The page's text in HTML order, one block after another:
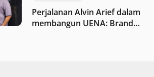
Perjalanan Alvin Arief dalam
membangun UENA : Brand